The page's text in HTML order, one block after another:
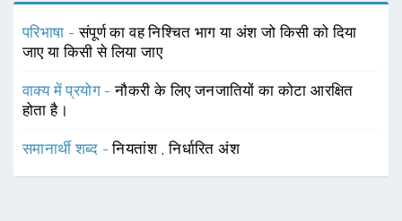
परिभाषा -संपूर्ण का वह निश्चित भाग या अंश जो किसी को दिया
जाए या किसी से लिया जाए
वाक्य में प्रयोग -नौकरी के लिए जनजातियों का कोटा आरक्षित
होता है।
समानार्थी शब्द -नियतांश ,निर्धारित अंश